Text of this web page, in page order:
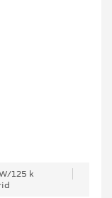
125 k